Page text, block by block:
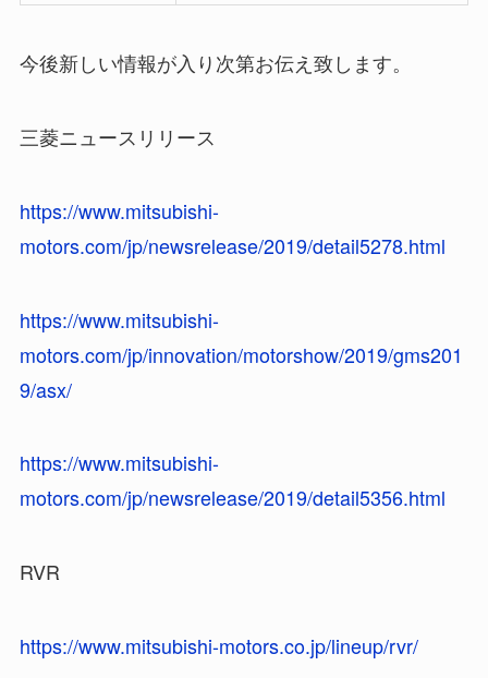
今後新しい情報が入り次第お伝え致します。
三菱ニュースリリース
https://www.mitsubishi-
motors.com/jp/newsrelease/2019/detail5278.html
https://www.mitsubishi-
motors.com/jp/innovation/motorshow/2019/gms201
9/asx/
https://www.mitsubishi-
motors.com/jp/newsrelease/2019/detail5356.html
RVR
https://www.mitsubishi-motors.co.jp/lineup/rvr/